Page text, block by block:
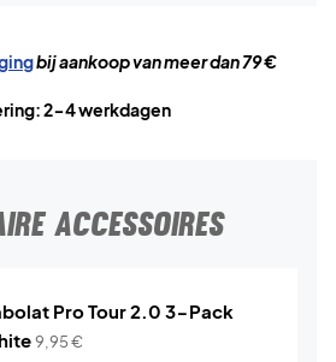
bij aankoop van meer dan 79 €
2-4 werkdagen
ACCESSOIRES
Pro Tour 2.0 3-Pack
9,95€